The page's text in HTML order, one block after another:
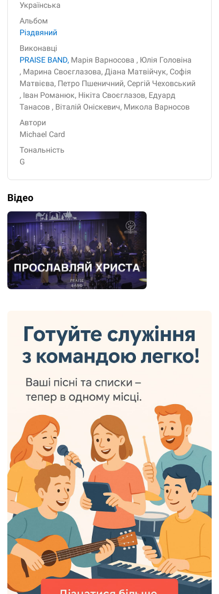
Українська
Альбом
Різдвяний
Виконавці
PRAISE BAND, Марія Варносова , Юлія Головіна
, Марина Своєглазова, Діана Матвійчук, Софія
Матвієва, Петро Пшеничний, Сергій Чеховський
, Іван Романюк, Нікіта Своєглазов, Едуард
Танасов , Віталій Оніскевич, Микола Варносов
Автори
Michael Card
Тональність
G
Відео